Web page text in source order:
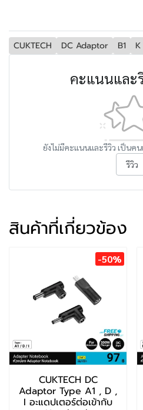
CUKTECH DC Adaptor B1 K
คะแนนและ
ยังไม่มีคะแนนและรีวิว เป็นค
รีวิว
สินค้าที่เกี่ยวข้อง
-50%
CUKTECH DC
Adaptor Type A1 , D ,
I อะแดปเตอร์ต่อเข้ากับ